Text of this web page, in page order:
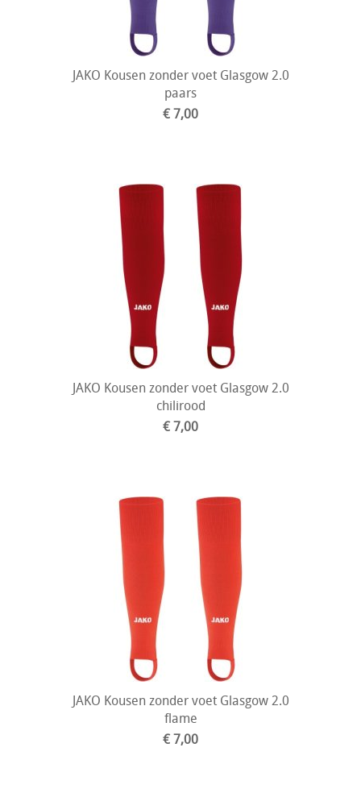
JAKO Kousen zonder voet Glasgow 2.0
paars
€ 7,00
JAKO Kousen zonder voet Glasgow 2.0
chilirood
€ 7,00
JAKO Kousen zonder voet Glasgow 2.0
flame
€ 7,00